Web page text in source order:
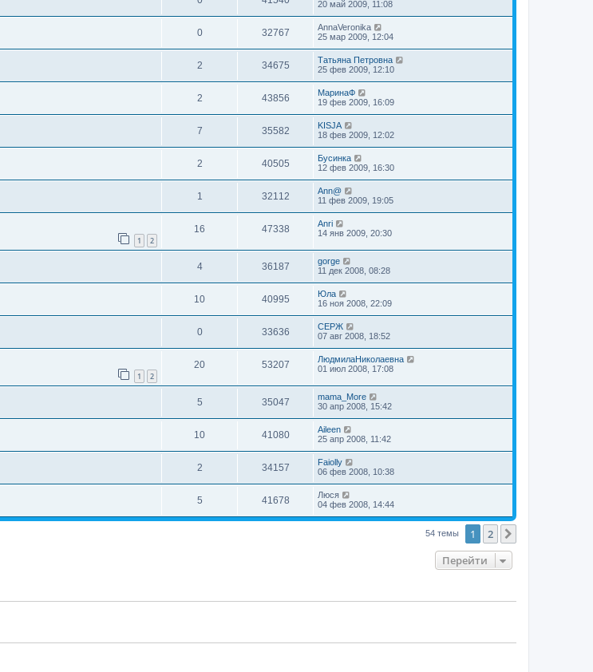
20 май 2009, 11:08
0 32767
AnnaVeronika
25 мар 2009, 12:04
2 34675
Татьяна Петровна
25 фев 2009, 12:10
2 43856
МаринаФ
19 фев 2009, 16:09
7 35582
KISJA
18 фев 2009, 12:02
2 40505
Бусинка
12 фев 2009, 16:30
1 32112
Ann@
11 фев 2009, 19:05
1 2
16 47338
Anri
14 янв 2009, 20:30
4 36187
gorge
11 дек 2008, 08:28
10 40995
Юла
16 ноя 2008, 22:09
0 33636
СЕРЖ
07 авг 2008, 18:52
1 2
20 53207
ЛюдмилаНиколаевна
01 июл 2008, 17:08
5 35047
mama_More
30 апр 2008, 15:42
10 41080
Aileen
25 апр 2008, 11:42
2 34157
Faiolly
06 фев 2008, 10:38
5 41678
Люся
04 фев 2008, 14:44
54 темы 1 2
Перейти